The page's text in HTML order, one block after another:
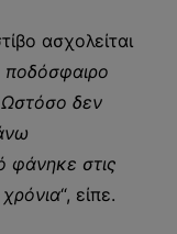
ασχολείται
ποδόσφαιρο
Ωστόσο δεν
φάνηκε στις
“, είπε.